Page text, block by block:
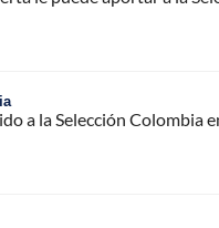
a la Selección Colombia